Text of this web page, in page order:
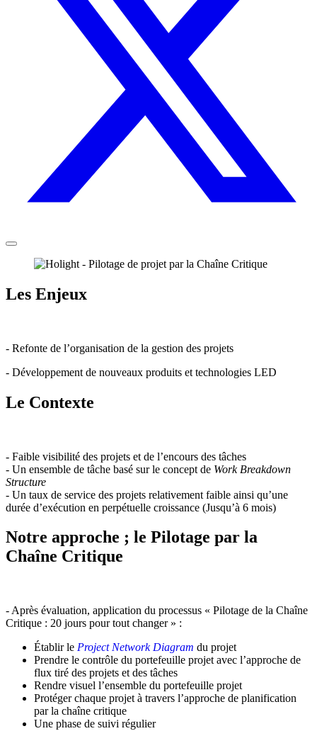
Les Enjeux
- Refonte de l’organisation de la gestion des projets
- Développement de nouveaux produits et technologies LED
Le Contexte
- Faible visibilité des projets et de l’encours des tâches
- Un ensemble de tâche basé sur le concept de Work Breakdown
Structure
- Un taux de service des projets relativement faible ainsi qu’une
durée d’exécution en perpétuelle croissance (Jusqu’à 6 mois)
Notre approche ; le Pilotage par la
Chaîne Critique
- Après évaluation, application du processus « Pilotage de la Chaîne
Critique : 20 jours pour tout changer » :
Établir le Project Network Diagram du projet
Prendre le contrôle du portefeuille projet avec l’approche de
flux tiré des projets et des tâches
Rendre visuel l’ensemble du portefeuille projet
Protéger chaque projet à travers l’approche de planification
par la chaîne critique
Une phase de suivi régulier